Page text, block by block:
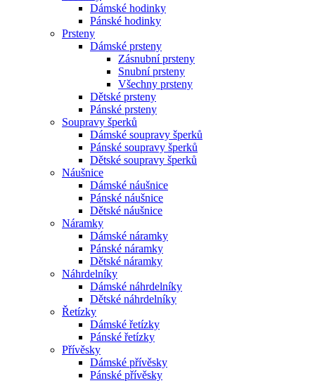
Dámské hodinky
Pánské hodinky
Prsteny
Dámské prsteny
Zásnubní prsteny
Snubní prsteny
Všechny prsteny
Dětské prsteny
Pánské prsteny
Soupravy šperků
Dámské soupravy šperků
Pánské soupravy šperků
Dětské soupravy šperků
Náušnice
Dámské náušnice
Pánské náušnice
Dětské náušnice
Náramky
Dámské náramky
Pánské náramky
Dětské náramky
Náhrdelníky
Dámské náhrdelníky
Dětské náhrdelníky
Řetízky
Dámské řetízky
Pánské řetízky
Přívěsky
Dámské přívěsky
Pánské přívěsky